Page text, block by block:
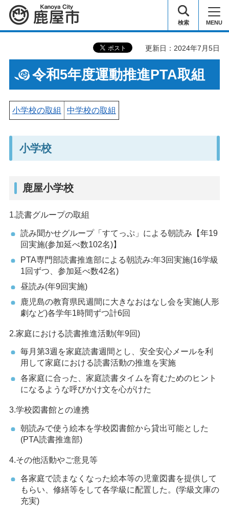
鹿屋市 検索 MENU
更新日：2024年7月5日
令和5年度運動推進PTA取組
小学校の取組 中学校の取組
小学校
鹿屋小学校
1.読書グループの取組
読み聞かせグループ「すてっぷ」による朝読み【年19
回実施(参加延べ数102名)】
PTA専門部読書推進部による朝読み:年3回実施(16学級
1回ずつ、参加延べ数42名)
昼読み(年9回実施)
鹿児島の教育県民週間に大きなおはなし会を実施(人形
劇など)各学年1時間ずつ計6回
2.家庭における読書推進活動(年9回)
毎月第3週を家庭読書週間とし、安全安心メールを利
用して家庭における読書活動の推進を実施
各家庭に合った、家庭読書タイムを育むためのヒント
になるような呼びかけ文を心がけた
3.学校図書館との連携
朝読みで使う絵本を学校図書館から貸出可能とした
(PTA読書推進部)
4.その他活動やご意見等
各家庭で読まなくなった絵本等の児童図書を提供して
もらい、修繕等をして各学級に配置した。(学級文庫の
充実)